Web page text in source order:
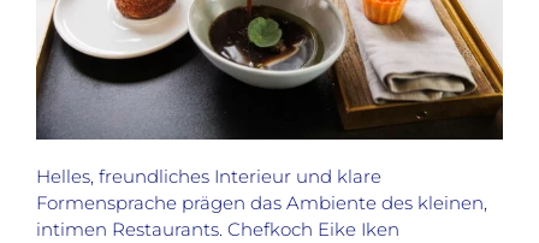
Helles, freundliches Interieur und klare
Formensprache prägen das Ambiente des kleinen,
intimen Restaurants. Chefkoch Eike Iken